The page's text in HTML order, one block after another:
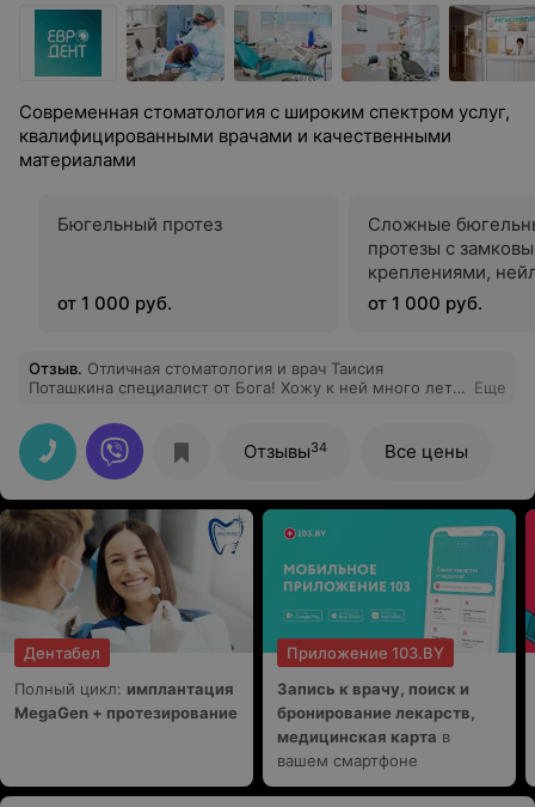
Современная стоматология с широким спектром услуг,
квалифицированными врачами и качественными
материалами
Бюгельный протез
от 1 000 руб.
Сложные
протезы с
креплениями,
протезы,
от 1 000 руб.
Отзыв. Отличная стоматология и врач Таисия
Поташкина специалист от Бога! Хожу к ней много лет
Еще
Отзывы34 Все цены
Дентабел
Полный цикл: имплантация
MegaGen + протезирование
Приложение 103.BY
Запись к врачу, поиск и
бронирование лекарств,
медицинская карта в
вашем смартфоне